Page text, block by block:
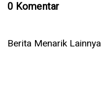
0 Komentar
Berita Menarik Lainnya